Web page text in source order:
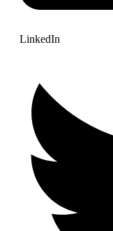
LinkedIn